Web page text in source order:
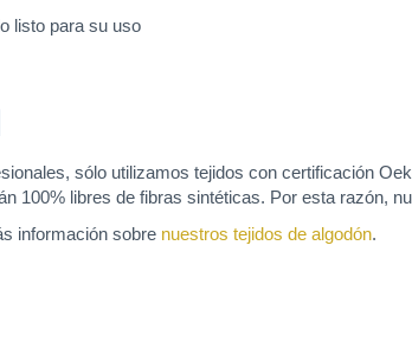
listo para su uso
sólo utilizamos tejidos con certificación
100% libres de fibras sintéticas. Por esta razón,
información sobre nuestros tejidos de algodón.